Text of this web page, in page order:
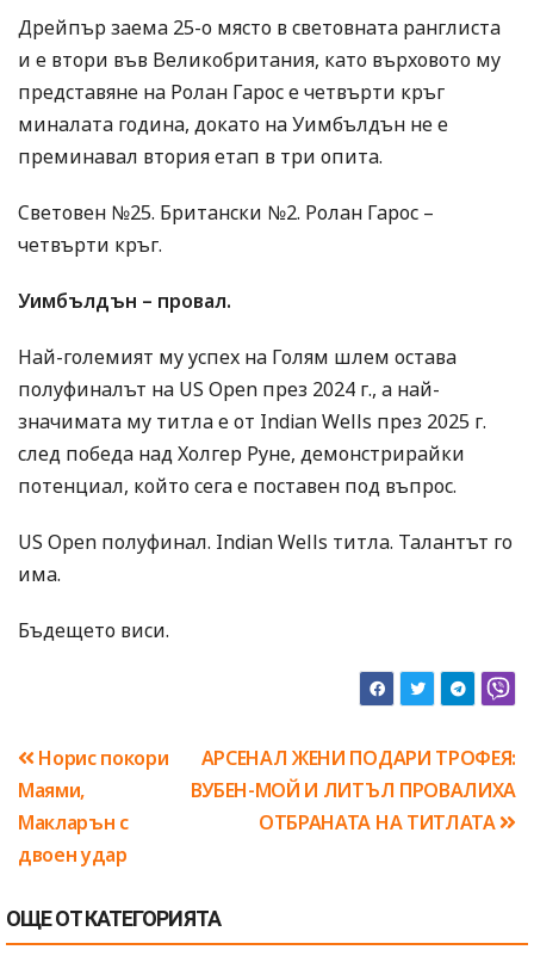
Дрейпър заема 25-о място в световната ранглиста
и е втори във Великобритания, като върховото му
представяне на Ролан Гарос е четвърти кръг
миналата година, докато на Уимбълдън не е
преминавал втория етап в три опита.
Световен №25. Британски №2. Ролан Гарос –
четвърти кръг.
Уимбълдън – провал.
Най-големият му успех на Голям шлем остава
полуфиналът на US Open през 2024 г., а най-
значимата му титла е от Indian Wells през 2025 г.
след победа над Холгер Руне, демонстрирайки
потенциал, който сега е поставен под въпрос.
US Open полуфинал. Indian Wells титла. Талантът го
има.
Бъдещето виси.
Навигация
АРСЕНАЛ ЖЕНИ ПОДАРИ ТРОФЕЯ:
ВУБЕН-МОЙ И ЛИТЪЛ ПРОВАЛИХА
ОТБРАНАТА НА ТИТЛАТА
Норис покори
Маями,
Макларън с
двоен удар
ОЩЕ ОТ КАТЕГОРИЯТА